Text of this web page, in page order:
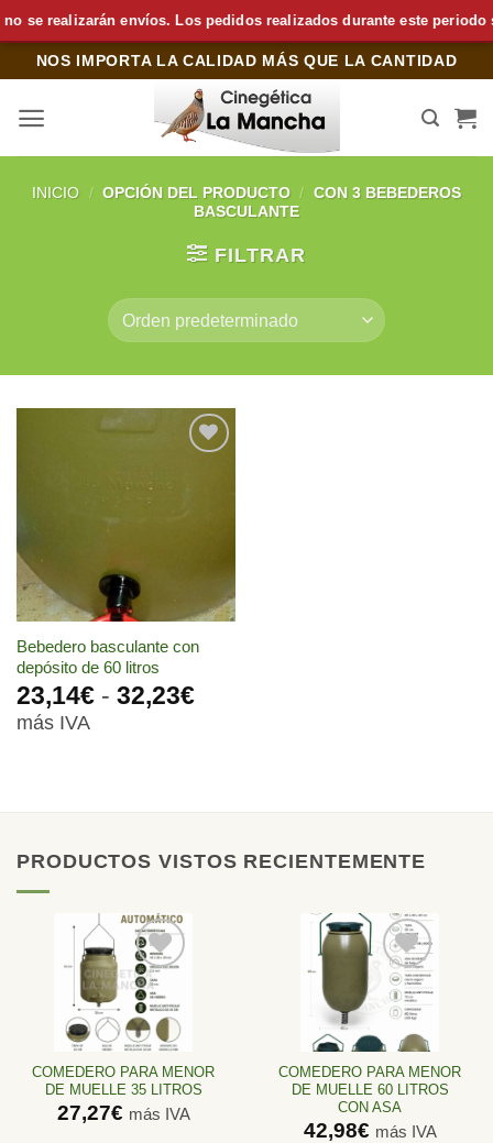
se realizarán envíos. Los pedidos realizados durante este periodo
Saltar
contenido
NOS IMPORTA LA CALIDAD MÁS QUE LA CANTIDAD
INICIO / OPCIÓN DEL PRODUCTO / CON 3 BEBEDEROS
BASCULANTE
FILTRAR
Bebedero basculante con
depósito de 60 litros
23,14€ - 32,23€Rango
hasta
más IVA
PRODUCTOS VISTOS RECIENTEMENTE
Añadir
a la
lista de
COMEDERO PARA MENOR
DE MUELLE 35 LITROS
27,27€ más IVA
Añadir
a la
lista de
COMEDERO PARA MENOR
DE MUELLE 60 LITROS
CON ASA
42,98€ más IVA